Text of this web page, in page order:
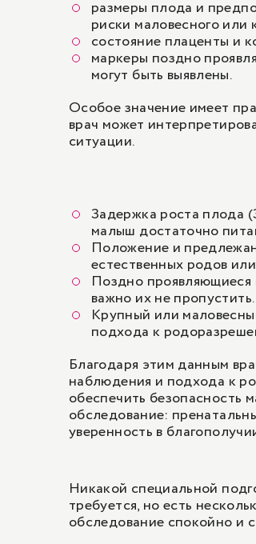
размеры плода и
риски маловесного или
состояние плаценты и
маркеры поздно
могут быть выявлены.
Особое значение имеет
врач может
ситуации.
Задержка роста плода
малыш достаточно
Положение и
естественных родов
Поздно проявляющиеся
важно их не пропустить.
Крупный или
подхода к
Благодаря этим данным
наблюдения и подхода к
обеспечить безопасность
обследование:
уверенность в
Никакой специальной
требуется, но есть
обследование спокойно и